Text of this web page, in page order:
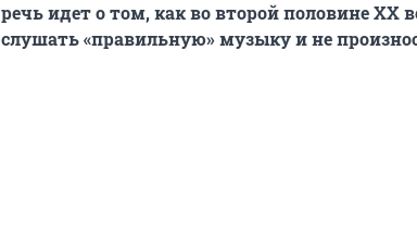
речь идет о том, как во второй половине ХХ
слушать «правильную» музыку и не